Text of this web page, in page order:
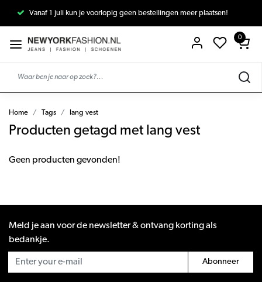
Vanaf 1 juli kun je voorlopig geen bestellingen meer plaatsen!
0
Home Tags lang vest
Producten getagd met lang vest
Geen producten gevonden!
Meld je aan voor de newsletter & ontvang korting als
bedankje.
Abonneer